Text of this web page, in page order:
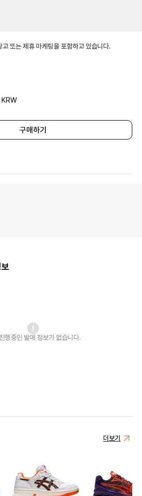
또는 제휴 마케팅을 포함하고 있습니다.
구매하기
행중인 발매 정보가 없습니다.
더보기